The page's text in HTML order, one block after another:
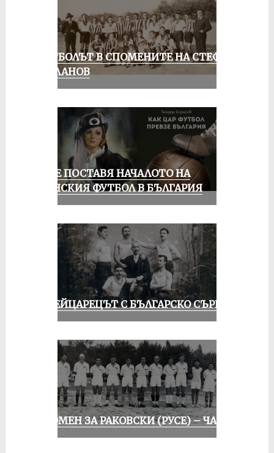
ФУТБОЛЪТ В СПОМЕНИТЕ НА СТЕФАН
МИЛАНОВ
РУСЕ ПОСТАВЯ НАЧАЛОТО НА
ЖЕНСКИЯ ФУТБОЛ В БЪЛГАРИЯ
ШВЕЙЦАРЕЦЪТ С БЪЛГАРСКО СЪРЦЕ
СПОМЕН ЗА РАКОВСКИ (РУСЕ) – ЧАСТ I